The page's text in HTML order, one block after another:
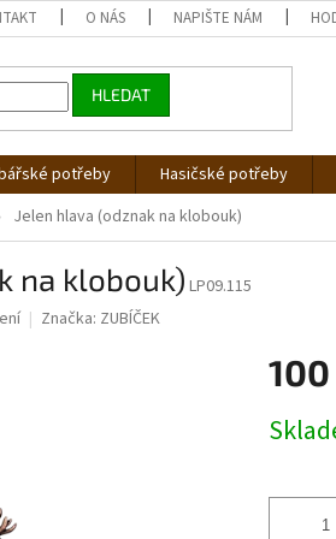
O NÁS NAPIŠTE NÁM
HLEDAT
potřeby Hasičské potřeby
Jelen hlava (odznak na klobouk)
na klobouk) LP09.115
Značka: ZUBÍČEK
100
cena: